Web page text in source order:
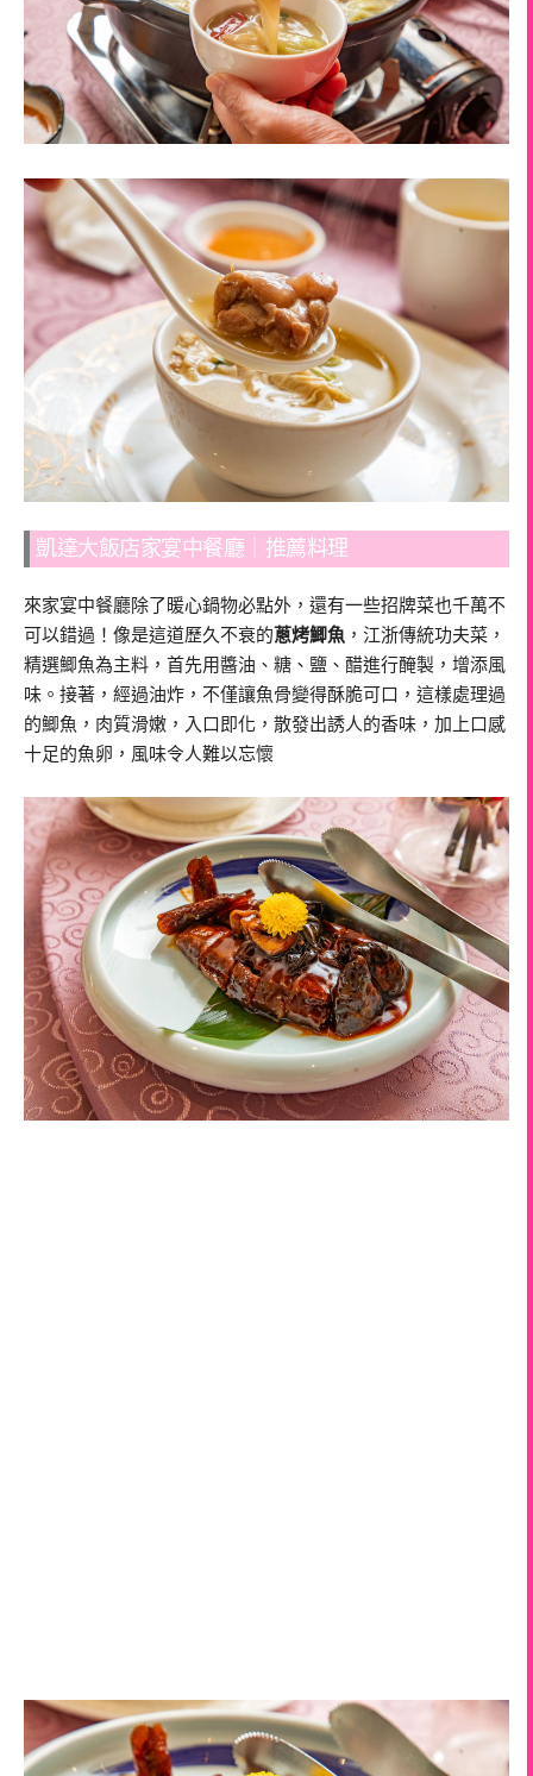
凱達大飯店家宴中餐廳｜推薦料理
來家宴中餐廳除了暖心鍋物必點外，還有一些招牌菜也千萬不
可以錯過！像是這道歷久不衰的蔥烤鯽魚 ，江浙傳統功夫菜，
精選鯽魚為主料，首先用醬油、糖、鹽、醋進行醃製，增添風
味。接著，經過油炸，不僅讓魚骨變得酥脆可口，這樣處理過
的鯽魚，肉質滑嫩，入口即化，散發出誘人的香味，加上口感
十足的魚卵，風味令人難以忘懷